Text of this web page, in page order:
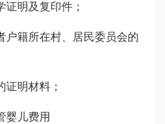
明及复印件；
户籍所在村、居民委员会的
证明材料；
婴儿费用